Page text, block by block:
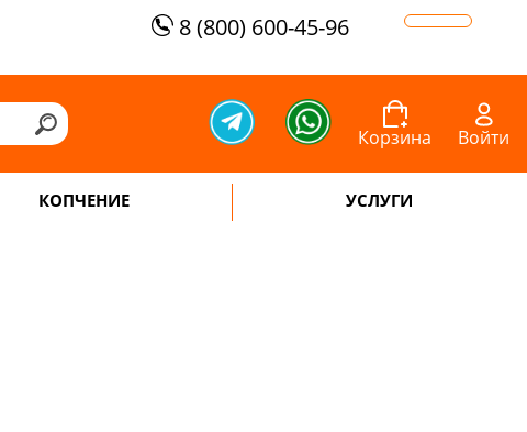
8 (800) 600-45-96
Корзина Войти
КОПЧЕНИЕ УСЛУГИ